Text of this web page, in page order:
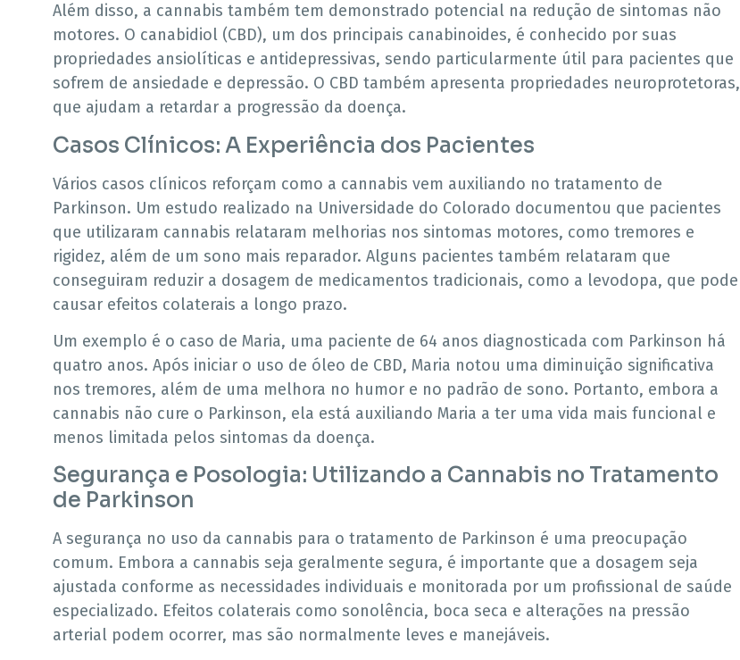
Além disso, a cannabis também tem demonstrado potencial na redução de sintomas não
motores. O canabidiol (CBD), um dos principais canabinoides, é conhecido por suas
propriedades ansiolíticas e antidepressivas, sendo particularmente útil para pacientes que
sofrem de ansiedade e depressão. O CBD também apresenta propriedades neuroprotetoras,
que ajudam a retardar a progressão da doença.
Casos Clínicos: A Experiência dos Pacientes
Vários casos clínicos reforçam como a cannabis vem auxiliando no tratamento de
Parkinson. Um estudo realizado na Universidade do Colorado documentou que pacientes
que utilizaram cannabis relataram melhorias nos sintomas motores, como tremores e
rigidez, além de um sono mais reparador. Alguns pacientes também relataram que
conseguiram reduzir a dosagem de medicamentos tradicionais, como a levodopa, que pode
causar efeitos colaterais a longo prazo.
Um exemplo é o caso de Maria, uma paciente de 64 anos diagnosticada com Parkinson há
quatro anos. Após iniciar o uso de óleo de CBD, Maria notou uma diminuição significativa
nos tremores, além de uma melhora no humor e no padrão de sono. Portanto, embora a
cannabis não cure o Parkinson, ela está auxiliando Maria a ter uma vida mais funcional e
menos limitada pelos sintomas da doença.
Segurança e Posologia: Utilizando a Cannabis no Tratamento
de Parkinson
A segurança no uso da cannabis para o tratamento de Parkinson é uma preocupação
comum. Embora a cannabis seja geralmente segura, é importante que a dosagem seja
ajustada conforme as necessidades individuais e monitorada por um profissional de saúde
especializado. Efeitos colaterais como sonolência, boca seca e alterações na pressão
arterial podem ocorrer, mas são normalmente leves e manejáveis.